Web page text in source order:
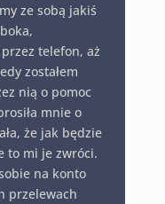
ze sobą jakiś
telefon, aż
zostałem
nią o pomoc
mnie o
że jak będzie
to mi je zwróci.
na konto
przelewach